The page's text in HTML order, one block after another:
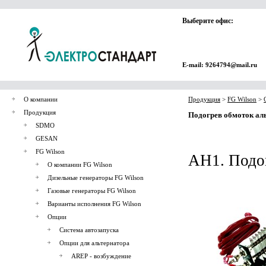
Выберите офис:
E-mail: 9264794@mail.ru
О компании
Продукция
SDMO
GESAN
FG Wilson
О компании FG Wilson
Дизельные генераторы FG Wilson
Газовые генераторы FG Wilson
Варианты исполнения FG Wilson
Опции
Система автозапуска
Опции для альтернатора
AREP - возбуждение
Продукция > FG Wilson >
Подогрев обмоток
AH1.